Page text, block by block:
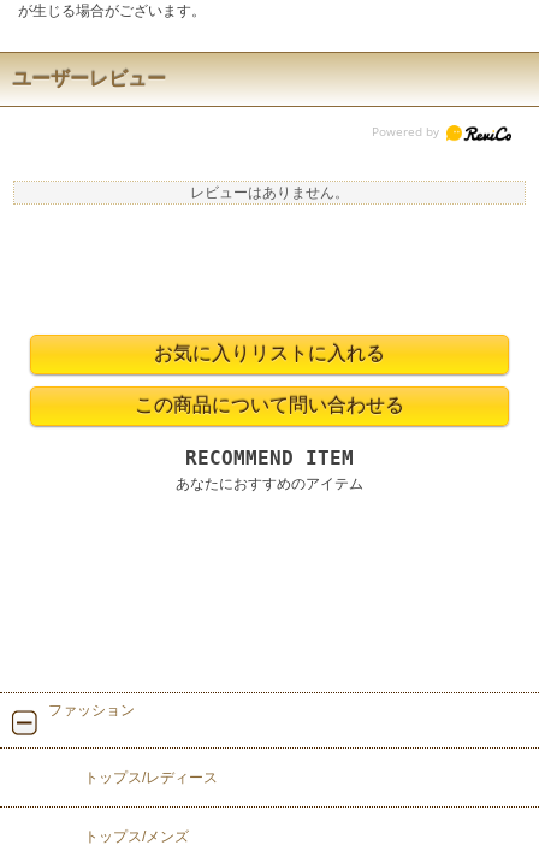
が生じる場合がございます。
ユーザーレビュー
レビューはありません。
RECOMMEND ITEM
あなたにおすすめのアイテム
ファッション
トップス/レディース
トップス/メンズ